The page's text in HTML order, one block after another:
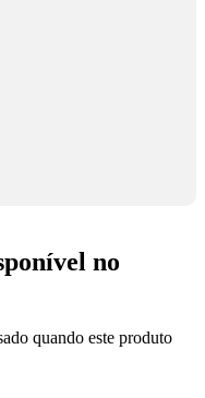
no
quando este produto